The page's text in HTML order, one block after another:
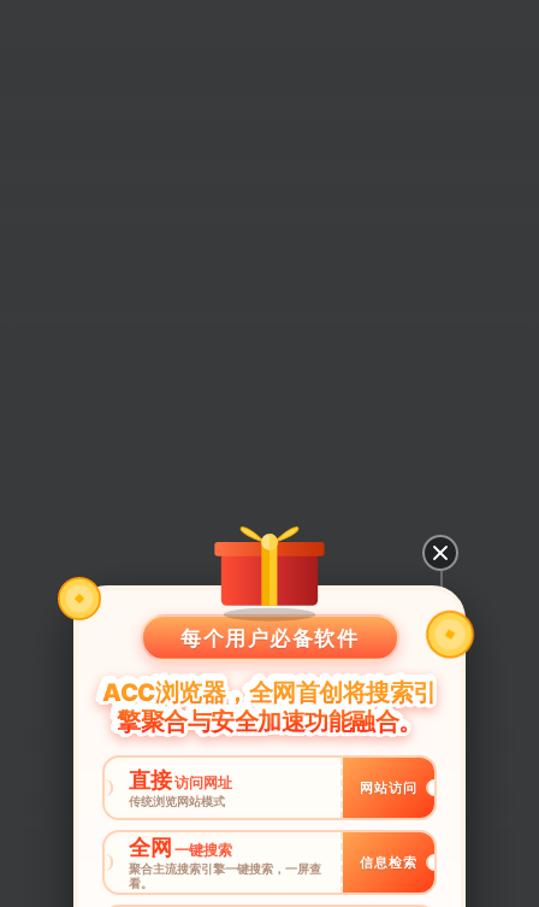
每个用户必备软件
ACC浏览器，全网首创将搜索引
擎聚合与安全加速功能融合。
直接访问网址
传统浏览网站模式
网站访问
全网 一键搜索
聚合主流搜索引擎一键搜索，一屏查
看。
信息检索